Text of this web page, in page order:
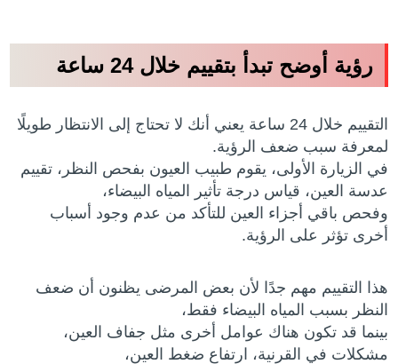
رؤية أوضح تبدأ بتقييم خلال 24 ساعة
التقييم خلال 24 ساعة يعني أنك لا تحتاج إلى الانتظار طويلًا
لمعرفة سبب ضعف الرؤية.
في الزيارة الأولى، يقوم طبيب العيون بفحص النظر، تقييم
عدسة العين، قياس درجة تأثير المياه البيضاء،
وفحص باقي أجزاء العين للتأكد من عدم وجود أسباب
أخرى تؤثر على الرؤية.
هذا التقييم مهم جدًا لأن بعض المرضى يظنون أن ضعف
النظر بسبب المياه البيضاء فقط،
بينما قد تكون هناك عوامل أخرى مثل جفاف العين،
مشكلات في القرنية، ارتفاع ضغط العين،